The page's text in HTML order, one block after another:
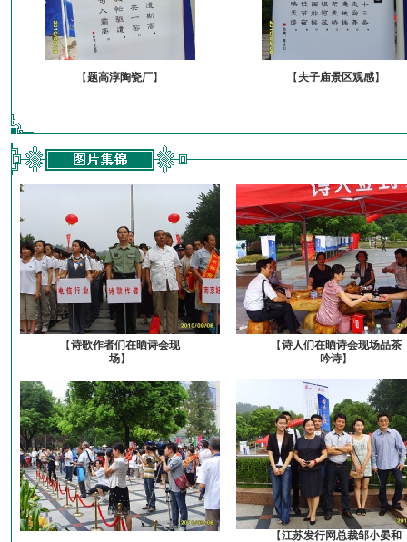
【题高淳陶瓷厂】 【夫子庙景区观感】
【诗歌作者们在晒诗会现
场】
【诗人们在晒诗会现场品茶
吟诗】
【江苏发行网总裁邹小晏和